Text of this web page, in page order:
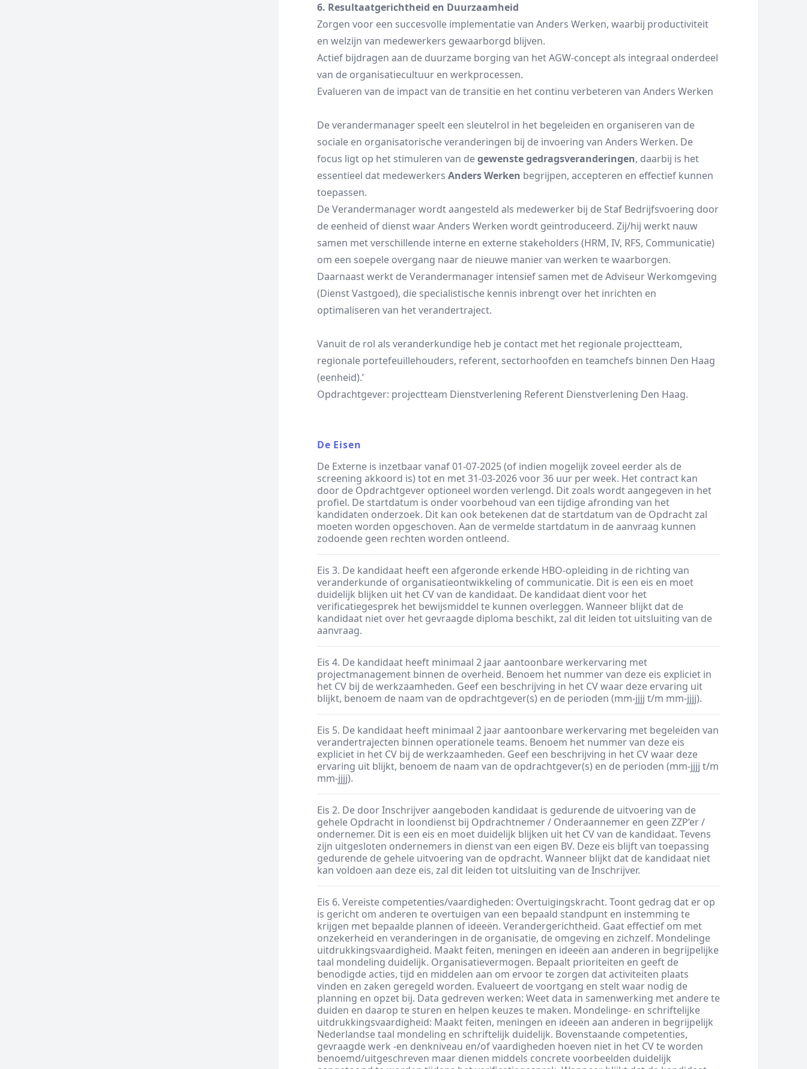
6. Resultaatgerichtheid en Duurzaamheid
Zorgen voor een succesvolle implementatie van Anders Werken, waarbij productiviteit
en welzijn van medewerkers gewaarborgd blijven.
Actief bijdragen aan de duurzame borging van het AGW-concept als integraal onderdeel
van de organisatiecultuur en werkprocessen.
Evalueren van de impact van de transitie en het continu verbeteren van Anders Werken
De verandermanager speelt een sleutelrol in het begeleiden en organiseren van de
sociale en organisatorische veranderingen bij de invoering van Anders Werken. De
focus ligt op het stimuleren van degewenste gedragsveranderingen, daarbij is het
essentieel dat medewerkers Anders Werken begrijpen, accepteren en effectief kunnen
toepassen.
De Verandermanager wordt aangesteld als medewerker bij de Staf Bedrijfsvoering door
de eenheid of dienst waar Anders Werken wordt geïntroduceerd. Zij/hij werkt nauw
samen met verschillende interne en externe stakeholders (HRM, IV, RFS, Communicatie)
om een soepele overgang naar de nieuwe manier van werken te waarborgen.
Daarnaast werkt de Verandermanager intensief samen met de Adviseur Werkomgeving
(Dienst Vastgoed), die specialistische kennis inbrengt over het inrichten en
optimaliseren van het verandertraject.
Vanuit de rol als veranderkundige heb je contact met het regionale projectteam,
regionale portefeuillehouders, referent, sectorhoofden en teamchefs binnen Den Haag
(eenheid).’
Opdrachtgever: projectteam Dienstverlening Referent Dienstverlening Den Haag.
De Eisen
De Externe is inzetbaar vanaf 01-07-2025 (of indien mogelijk zoveel eerder als de
screening akkoord is) tot en met 31-03-2026 voor 36 uur per week. Het contract kan
door de Opdrachtgever optioneel worden verlengd. Dit zoals wordt aangegeven in het
profiel. De startdatum is onder voorbehoud van een tijdige afronding van het
kandidaten onderzoek. Dit kan ook betekenen dat de startdatum van de Opdracht zal
moeten worden opgeschoven. Aan de vermelde startdatum in de aanvraag kunnen
zodoende geen rechten worden ontleend.
Eis 3. De kandidaat heeft een afgeronde erkende HBO-opleiding in de richting van
veranderkunde of organisatieontwikkeling of communicatie. Dit is een eis en moet
duidelijk blijken uit het CV van de kandidaat. De kandidaat dient voor het
verificatiegesprek het bewijsmiddel te kunnen overleggen. Wanneer blijkt dat de
kandidaat niet over het gevraagde diploma beschikt, zal dit leiden tot uitsluiting van de
aanvraag.
Eis 4. De kandidaat heeft minimaal 2 jaar aantoonbare werkervaring met
projectmanagement binnen de overheid. Benoem het nummer van deze eis expliciet in
het CV bij de werkzaamheden. Geef een beschrijving in het CV waar deze ervaring uit
blijkt, benoem de naam van de opdrachtgever(s) en de perioden (mm-jjjj t/m mm-jjjj).
Eis 5. De kandidaat heeft minimaal 2 jaar aantoonbare werkervaring met begeleiden van
verandertrajecten binnen operationele teams. Benoem het nummer van deze eis
expliciet in het CV bij de werkzaamheden. Geef een beschrijving in het CV waar deze
ervaring uit blijkt, benoem de naam van de opdrachtgever(s) en de perioden (mm-jjjj t/m
mm-jjjj).
Eis 2. De door Inschrijver aangeboden kandidaat is gedurende de uitvoering van de
gehele Opdracht in loondienst bij Opdrachtnemer / Onderaannemer en geen ZZP’er /
ondernemer. Dit is een eis en moet duidelijk blijken uit het CV van de kandidaat. Tevens
zijn uitgesloten ondernemers in dienst van een eigen BV. Deze eis blijft van toepassing
gedurende de gehele uitvoering van de opdracht. Wanneer blijkt dat de kandidaat niet
kan voldoen aan deze eis, zal dit leiden tot uitsluiting van de Inschrijver.
Eis 6. Vereiste competenties/vaardigheden: Overtuigingskracht. Toont gedrag dat er op
is gericht om anderen te overtuigen van een bepaald standpunt en instemming te
krijgen met bepaalde plannen of ideeën. Verandergerichtheid. Gaat effectief om met
onzekerheid en veranderingen in de organisatie, de omgeving en zichzelf. Mondelinge
uitdrukkingsvaardigheid. Maakt feiten, meningen en ideeën aan anderen in begrijpelijke
taal mondeling duidelijk. Organisatievermogen. Bepaalt prioriteiten en geeft de
benodigde acties, tijd en middelen aan om ervoor te zorgen dat activiteiten plaats
vinden en zaken geregeld worden. Evalueert de voortgang en stelt waar nodig de
planning en opzet bij. Data gedreven werken: Weet data in samenwerking met andere te
duiden en daarop te sturen en helpen keuzes te maken. Mondelinge- en schriftelijke
uitdrukkingsvaardigheid: Maakt feiten, meningen en ideeën aan anderen in begrijpelijk
Nederlandse taal mondeling en schriftelijk duidelijk. Bovenstaande competenties,
gevraagde werk -en denkniveau en/of vaardigheden hoeven niet in het CV te worden
benoemd/uitgeschreven maar dienen middels concrete voorbeelden duidelijk